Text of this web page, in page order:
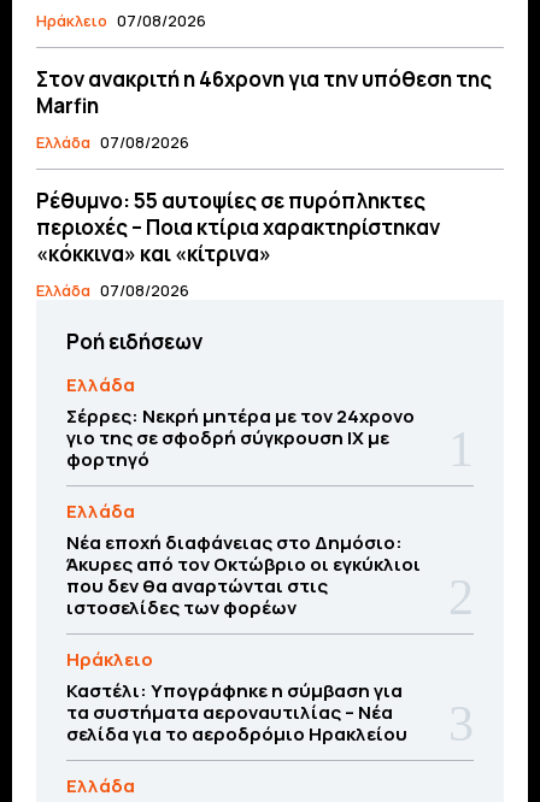
Ηράκλειο 07/08/2026
Στον ανακριτή η 46χρονη για την υπόθεση της
Marfin
Ελλάδα 07/08/2026
Ρέθυμνο: 55 αυτοψίες σε πυρόπληκτες
περιοχές – Ποια κτίρια χαρακτηρίστηκαν
«κόκκινα» και «κίτρινα»
Ελλάδα 07/08/2026
Ροή ειδήσεων
Ελλάδα
Σέρρες: Νεκρή μητέρα με τον 24χρονο
γιο της σε σφοδρή σύγκρουση ΙΧ με
φορτηγό
Ελλάδα
Νέα εποχή διαφάνειας στο Δημόσιο:
Άκυρες από τον Οκτώβριο οι εγκύκλιοι
που δεν θα αναρτώνται στις
ιστοσελίδες των φορέων
Ηράκλειο
Καστέλι: Υπογράφηκε η σύμβαση για
τα συστήματα αεροναυτιλίας – Νέα
σελίδα για το αεροδρόμιο Ηρακλείου
Ελλάδα